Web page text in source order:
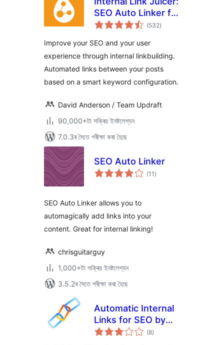
SEO Auto Linker for
WordPress
(532টা
মুঠ)
Improve your SEO and your user
experience through internal linkbuilding.
Automated links between your posts
based on a smart keyword configuration.
David Anderson / Team Updraft
90,000+টা সক্ৰিয় ইনষ্টলেশ্যন
7.0.3ৰ সৈতে পৰীক্ষা কৰা হৈছে
SEO Auto Linker
(11 টা
মুঠ)
SEO Auto Linker allows you to
automagically add links into your
content. Great for internal linking!
chrisguitarguy
1,000+টা সক্ৰিয় ইনষ্টলেশ্যন
3.5.2ৰ সৈতে পৰীক্ষা কৰা হৈছে
Automatic Internal
Links for SEO by
Pagup
(8টা
মুঠ)